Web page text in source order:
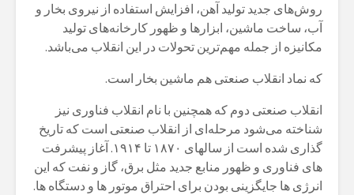
روش‌های جدید تولید آهن، افزایش استفاده از نیروی بخار و
آب، ساخت ماشین، ابزارها و ظهور کارخانه‌های تولید
مکانیزه از جمله مهم‌ترین تحولات در این انقلاب می‌باشد.
که نماد انقلاب صنعتی هم ماشین بخار است.
انقلاب صنعتی دوم که همچنین با نام انقلاب فناوری نیز
شناخته می‌شود مرحله‌ای از انقلاب صنعتی است که تاریخ
گذاری شده است از سالهای ۱۸۷۰ تا ۱۹۱۴. آغاز پیشرفت
های فناوری و ظهور منابع جدید مثل برق، گاز و نفت که این
انرژی ها جایگزینی بودن برای احتراق موتور ها و دستگاه ها.